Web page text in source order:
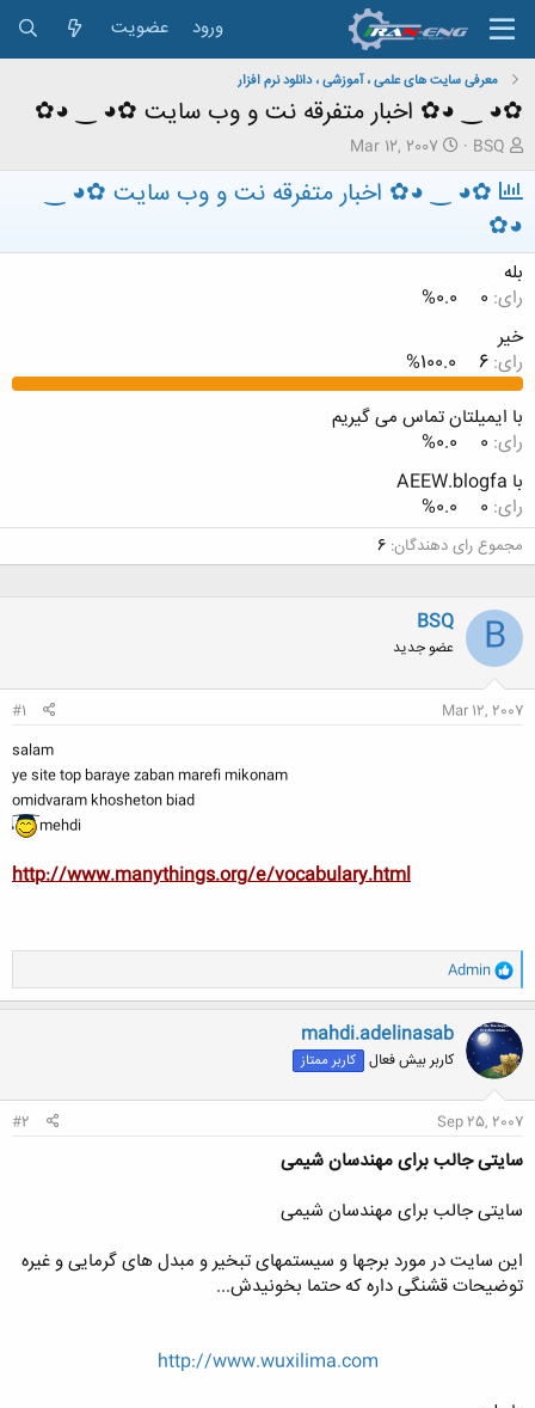
ورود عضویت
معرفی سایت های علمی ، آموزشی ، دانلود نرم افزار
✿◕ ‿ ◕✿ اخبار متفرقه نت و وب سایت ✿◕ ‿ ◕✿
ش
ر
و
ع
ک
ن
ن
د
م
و
ض
و
ع
BSQ
ت
ا
ی
ش
و
Mar 12, 2007
✿◕ ‿ ◕✿ اخبار متفرقه نت و وب سایت ✿◕ ‿
◕✿
بله
رای:
0.0%
خیر
رای:
100.0%
با ایمیلتان تماس می گیریم
رای:
0.0%
با AEEW.blogfa
رای:
0.0%
مجموع رای دهندگان 6
B
BSQ
عضو جدید
Mar 12, 2007
#1
salam
ye site top baraye zaban marefi mikonam
omidvaram khosheton biad
mehdi
http://www.manythings.org/e/vocabulary.html
و
ا
ک
ن
ش
ه
ا
Admin
mahdi.adelinasab
کاربر بیش فعال کاربر ممتاز
Sep 25, 2007
#2
سایتی جالب برای مهندسان شیمی
سایتی جالب برای مهندسان شیمی
این سایت در مورد برجها و سیستمهای تبخیر و مبدل های گرمایی و غیره
توضیحات قشنگی داره که حتما بخونیدش...
http://www.wuxilima.com